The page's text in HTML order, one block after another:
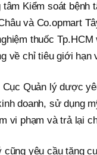
Kiểm soát bệnh
và Co.opmart
thuốc
về chỉ tiêu giới hạn
Quản lý dược
doanh, sử dụng
vi phạm và trả lại
cũng yêu cầu tăng